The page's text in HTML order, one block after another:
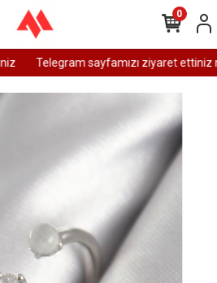
Telegram sayfamızı ziyaret ettiniz
0